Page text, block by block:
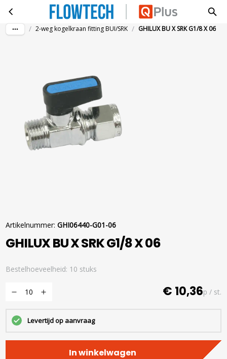
Ga naar hoofdinhoudGHILUX BU X SRK G1/8 X 06
/ 2-weg kogelkraan fitting BUI/SRK / GHILUX BU X SRK G1/8 X 06
Artikelnummer: GHI06440-G01-06
GHILUX BU X SRK G1/8 X 06
Bestelhoeveelheid: 10 stuks
€ 10,36p / st.
Levertijd op aanvraag
In winkelwagen